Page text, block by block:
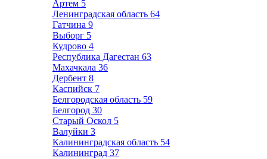
Артем 5
Ленинградская область 64
Гатчина 9
Выборг 5
Кудрово 4
Республика Дагестан 63
Махачкала 36
Дербент 8
Каспийск 7
Белгородская область 59
Белгород 30
Старый Оскол 5
Валуйки 3
Калининградская область 54
Калининград 37